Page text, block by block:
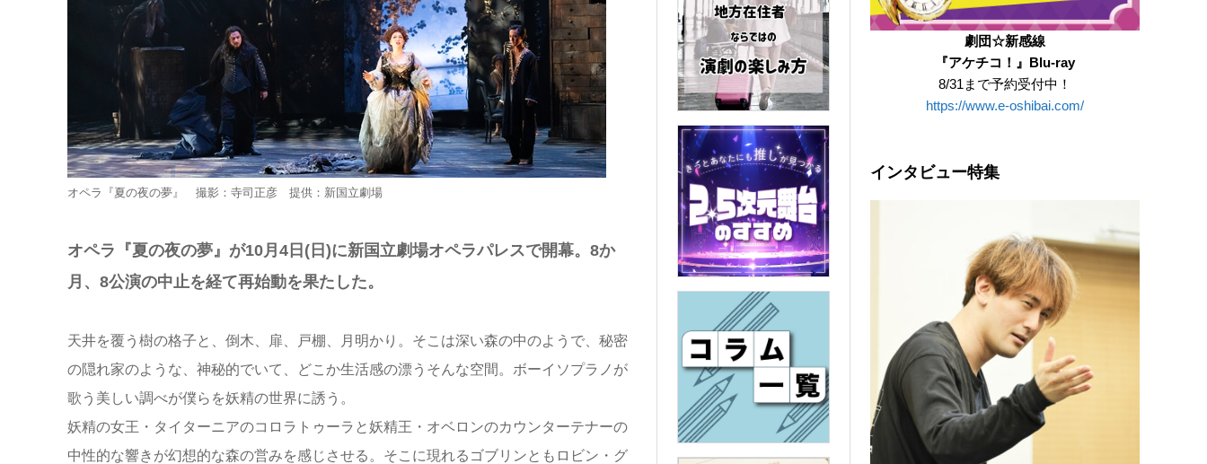
オペラ『夏の夜の夢』 撮影：寺司正彦 提供：新国立劇場
オペラ『夏の夜の夢』が10月4日(日)に新国立劇場オペラパレスで開幕。8か
月、8公演の中止を経て再始動を果たした。
天井を覆う樹の格子と、倒木、扉、戸棚、月明かり。そこは深い森の中のようで、秘密
の隠れ家のような、神秘的でいて、どこか生活感の漂うそんな空間。ボーイソプラノが
歌う美しい調べが僕らを妖精の世界に誘う。
妖精の女王・タイターニアのコロラトゥーラと妖精王・オベロンのカウンターテナーの
中性的な響きが幻想的な森の営みを感じさせる。そこに現れるゴブリンともロビン・グ
劇団☆新感線
『アケチコ！』Blu-ray
8/31まで予約受付中！
https://www.e-oshibai.com/
インタビュー特集